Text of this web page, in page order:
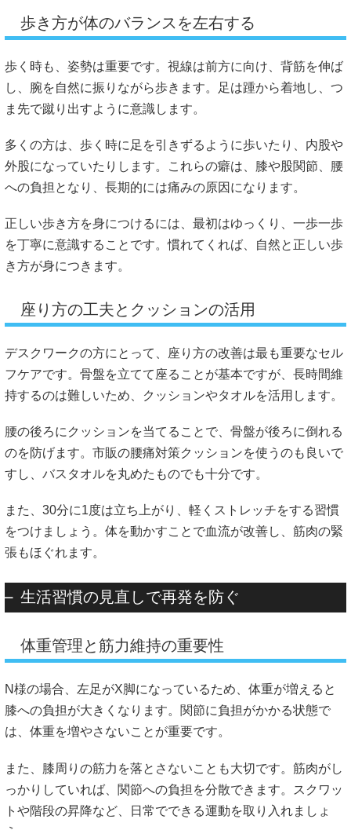
歩き方が体のバランスを左右する
歩く時も、姿勢は重要です。視線は前方に向け、背筋を伸ば
し、腕を自然に振りながら歩きます。足は踵から着地し、つ
ま先で蹴り出すように意識します。
多くの方は、歩く時に足を引きずるように歩いたり、内股や
外股になっていたりします。これらの癖は、膝や股関節、腰
への負担となり、長期的には痛みの原因になります。
正しい歩き方を身につけるには、最初はゆっくり、一歩一歩
を丁寧に意識することです。慣れてくれば、自然と正しい歩
き方が身につきます。
座り方の工夫とクッションの活用
デスクワークの方にとって、座り方の改善は最も重要なセル
フケアです。骨盤を立てて座ることが基本ですが、長時間維
持するのは難しいため、クッションやタオルを活用します。
腰の後ろにクッションを当てることで、骨盤が後ろに倒れる
のを防げます。市販の腰痛対策クッションを使うのも良いで
すし、バスタオルを丸めたものでも十分です。
また、30分に1度は立ち上がり、軽くストレッチをする習慣
をつけましょう。体を動かすことで血流が改善し、筋肉の緊
張もほぐれます。
生活習慣の見直しで再発を防ぐ
体重管理と筋力維持の重要性
N様の場合、左足がX脚になっているため、体重が増えると
膝への負担が大きくなります。関節に負担がかかる状態で
は、体重を増やさないことが重要です。
また、膝周りの筋力を落とさないことも大切です。筋肉がし
っかりしていれば、関節への負担を分散できます。スクワッ
トや階段の昇降など、日常でできる運動を取り入れましょ